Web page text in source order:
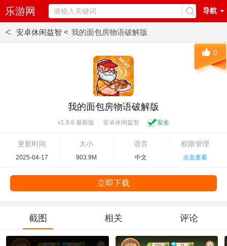
乐游网 导航
< 安卓休闲益智 < 我的面包房物语破解版
我的面包房物语破解版
v1.9.8 最新版 安卓休闲益智 安全
更新时间
2025-04-17
大小
903.9M
语言
中文
权限管理
点击查看
0
立即下载
截图 相关 评论